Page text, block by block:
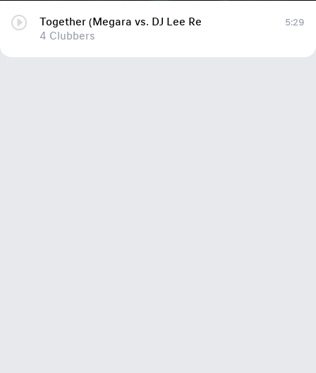
Together (Megara vs. DJ Lee Re
4 Clubbers
5:29